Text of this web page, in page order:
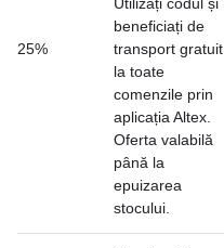
25%
beneficiați de
transport gratuit
la toate
comenzile prin
aplicația Altex.
Oferta valabilă
până la
epuizarea
stocului.